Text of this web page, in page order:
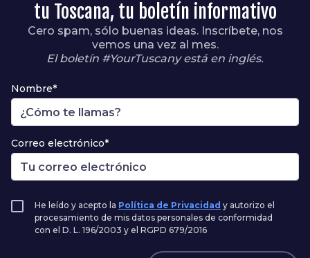
tu Toscana, tu boletín informativo
Cero spam, sólo buenas ideas. Inscríbete, nos
vemos una vez al mes.
El boletín #YourTuscany está en inglés.
Nombre*
Correo electrónico*
He leído y acepto la Política de Privacidad y autorizo el
procesamiento de mis datos personales de conformidad
con el D. L. 196/2003 y el RGPD 679/2016